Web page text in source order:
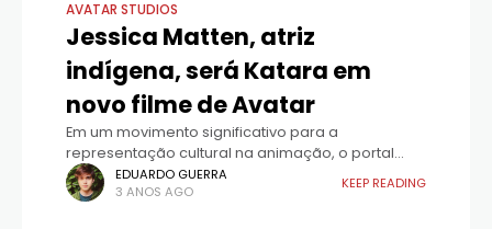
AVATAR STUDIOS
Jessica Matten, atriz
indígena, será Katara em
novo filme de Avatar
Em um movimento significativo para a
representação cultural na animação, o portal
Knight Edge Media anunciou que Jessica Matten,
atriz de ascendência indígena, será a nova voz
EDUARDO GUERRA
3 ANOS AGO
KEEP READING